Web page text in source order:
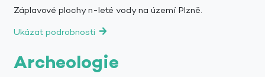
Záplavové plochy n-leté vody na území Plzně.
Ukázat podrobnosti
Archeologie